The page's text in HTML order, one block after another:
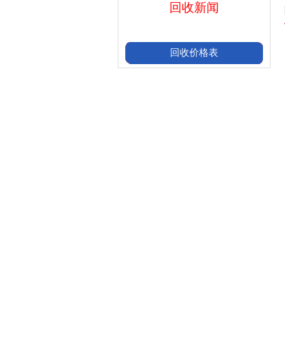
回收新闻
回收价格表